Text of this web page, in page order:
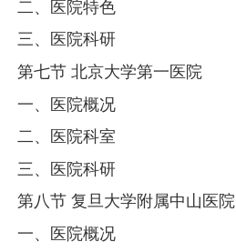
二、医院特色
三、医院科研
第七节 北京大学第一医院
一、医院概况
二、医院科室
三、医院科研
第八节 复旦大学附属中山医院
一、医院概况